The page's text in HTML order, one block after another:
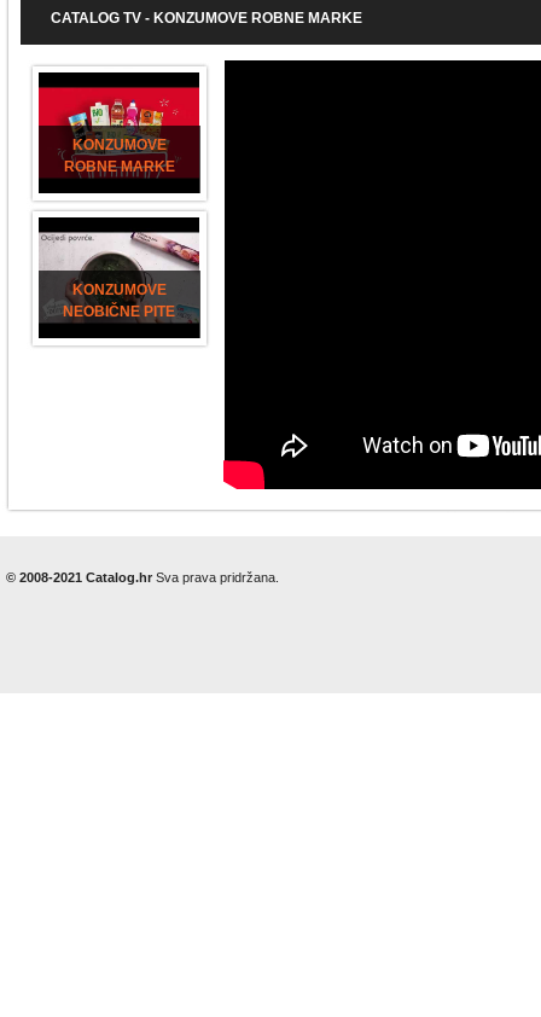
CATALOG TV - KONZUMOVE ROBNE MARKE
KONZUMOVE
ROBNE MARKE
KONZUMOVE
NEOBIČNE PITE
© 2008-2021 Catalog.hr Sva prava pridržana.